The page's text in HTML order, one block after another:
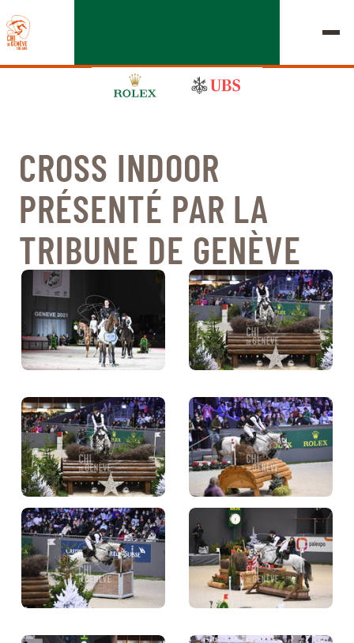
ÉDITION 2026
LE CHIG
MULTIMÉDIA
LIENS RAPIDES
EXPOSANTS
DÉPARTS & RÉSULTATS
ROLEX GRAND SLAM
BILLETTERIE
BÉNÉVOLES
FR EN
© 2026 CHI de Genève. Tous droits réservés
Jeudi, 17 Septembre 2026
CROSS INDOOR
PRÉSENTÉ PAR LA
TRIBUNE DE GENÈVE